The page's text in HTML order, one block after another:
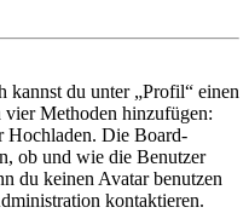
kannst du unter „Profil“ einen
vier Methoden hinzufügen:
Hochladen. Die Board-
ob und wie die Benutzer
du keinen Avatar benutzen
kontaktieren.